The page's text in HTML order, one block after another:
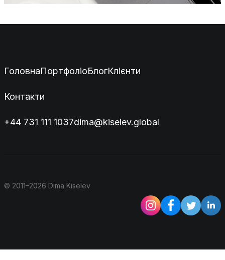
ГоловнаПортфоліоБлогКлієнти
Контакти
+44 731 111 1037dima@kiselev.global
© 2011–2026 Dima Kiselev